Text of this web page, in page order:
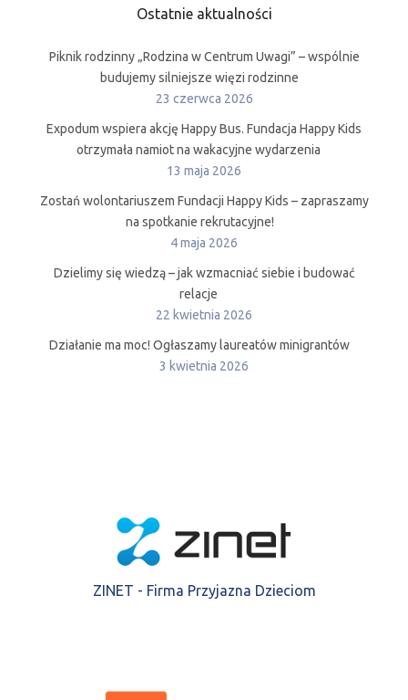
Ostatnie aktualności
Piknik rodzinny „Rodzina w Centrum Uwagi” – wspólnie
budujemy silniejsze więzi rodzinne
23 czerwca 2026
Expodum wspiera akcję Happy Bus. Fundacja Happy Kids
otrzymała namiot na wakacyjne wydarzenia
13 maja 2026
Zostań wolontariuszem Fundacji Happy Kids – zapraszamy
na spotkanie rekrutacyjne!
4 maja 2026
Dzielimy się wiedzą – jak wzmacniać siebie i budować
relacje
22 kwietnia 2026
Działanie ma moc! Ogłaszamy laureatów minigrantów
3 kwietnia 2026
ZINET - Firma Przyjazna Dzieciom